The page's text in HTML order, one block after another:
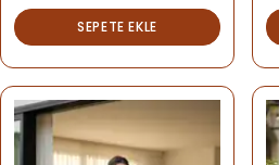
SEPETE EKLE